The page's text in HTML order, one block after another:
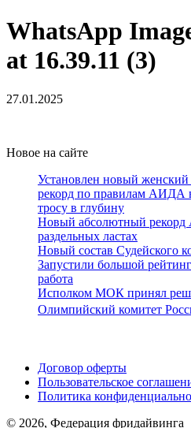
WhatsApp
at 16.39.11 (3)
27.01.2025
Новое на сайте
Установлен новый
рекорд по правилам АИДА
тросу в глубину
Новый абсолютный рекорд
раздельных ластах
Новый состав Судейского
Запустили большой
работа
Исполком МОК принял
Олимпийский комитет
Договор оферты
Пользовательское
Политика
© 2026, Федерация фридайвинга